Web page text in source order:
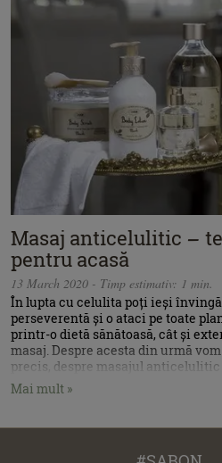
Masaj anticelulitic –
pentru acasă
13 March 2020 - Timp estimativ: 1 min.
În lupta cu celulita poți ieși
perseverentă și o ataci pe toate
printr-o dietă sănătoasă, cât și
masaj. Despre acesta din urmă
precis, despre masajul
chiar tu.
Mai mult »